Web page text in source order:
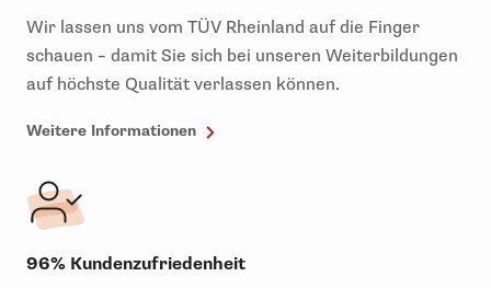
Wir lassen uns vom TÜV Rheinland auf die Finger
schauen – damit Sie sich bei unseren Weiterbildungen
auf höchste Qualität verlassen können.
Weitere Informationen
96% Kundenzufriedenheit